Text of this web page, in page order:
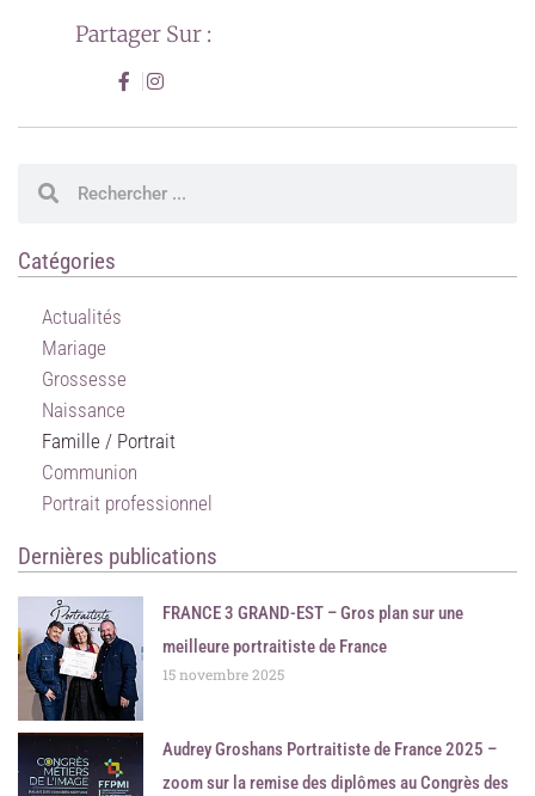
Partager Sur :
Rechercher
Catégories
Actualités
Mariage
Grossesse
Naissance
Famille / Portrait
Communion
Portrait professionnel
Dernières publications
FRANCE 3 GRAND-EST – Gros plan sur une
meilleure portraitiste de France
15 novembre 2025
Audrey Groshans Portraitiste de France 2025 –
zoom sur la remise des diplômes au Congrès des